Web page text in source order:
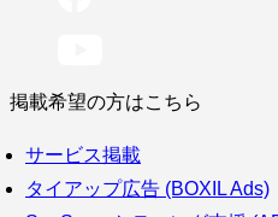
掲載希望の方はこちら
サービス掲載
タイアップ広告 (BOXIL Ads)